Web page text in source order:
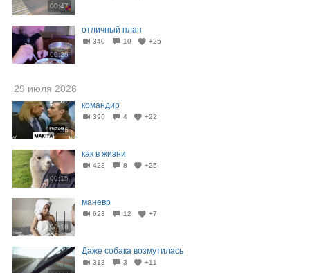
00:47
00:25
отличный план
340 10 +25
29 июля 2026
00:36
командир
396 4 +22
00:15
как в жизни
423 8 +25
00:18
маневр
623 12 +7
Даже собака возмутилась
313 3 +11